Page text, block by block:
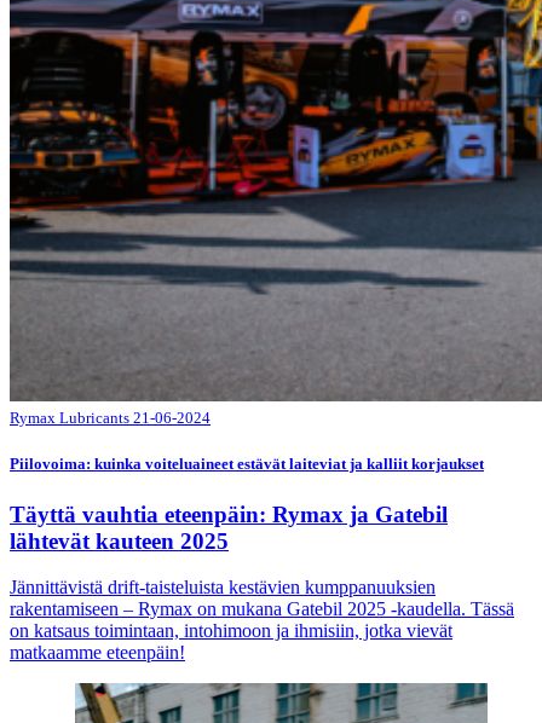
Rymax Lubricants 21-06-2024
Piilovoima: kuinka voiteluaineet estävät laiteviat ja kalliit korjaukset
Täyttä vauhtia eteenpäin: Rymax ja Gatebil
lähtevät kauteen 2025
Jännittävistä drift-taisteluista kestävien kumppanuuksien
rakentamiseen – Rymax on mukana Gatebil 2025 -kaudella. Tässä
on katsaus toimintaan, intohimoon ja ihmisiin, jotka vievät
matkaamme eteenpäin!